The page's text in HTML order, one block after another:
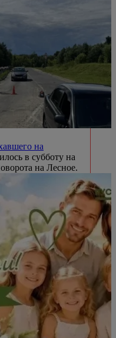
на
в субботу на
на Лесное.